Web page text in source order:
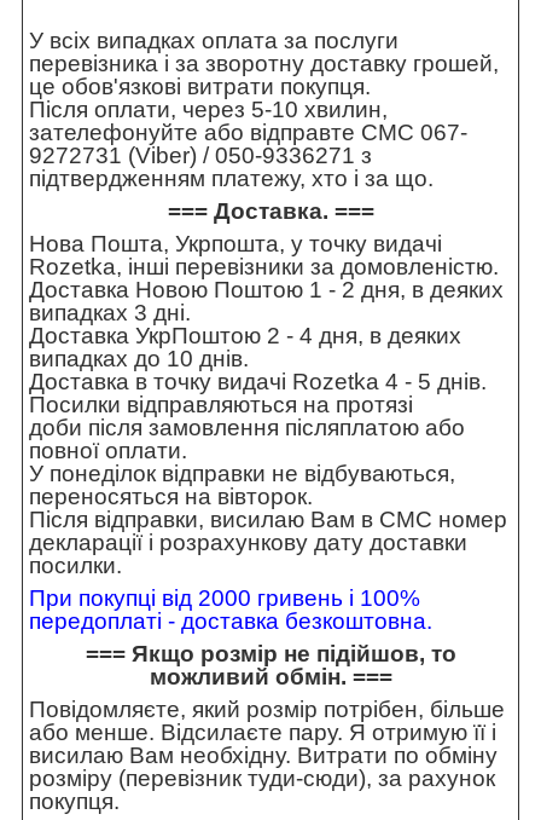
У всіх випадках оплата за послуги
перевізника і за зворотну доставку грошей,
це обов'язкові витрати покупця.
Після оплати, через 5-10 хвилин,
зателефонуйте або відправте СМС 067-
9272731 (Viber) / 050-9336271 з
підтвердженням платежу, хто і за що.
=== Доставка. ===
Нова Пошта, Укрпошта, у точку видачі
Rozetka, інші перевізники за домовленістю.
Доставка Новою Поштою 1 - 2 дня, в деяких
випадках 3 дні.
Доставка УкрПоштою 2 - 4 дня, в деяких
випадках до 10 днів.
Доставка в точку видачі Rozetka 4 - 5 днів.
Посилки відправляються на протязі
доби після замовлення післяплатою або
повної оплати.
У понеділок відправки не відбуваються,
переносяться на вівторок.
Після відправки, висилаю Вам в СМС номер
декларації і розрахункову дату доставки
посилки.
При покупці від 2000 гривень і 100%
передоплаті - доставка безкоштовна.
=== Якщо розмір не підійшов, то
можливий обмін. ===
Повідомляєте, який розмір потрібен, більше
або менше. Відсилаєте пару. Я отримую її і
висилаю Вам необхідну. Витрати по обміну
розміру (перевізник туди-сюди), за рахунок
покупця.